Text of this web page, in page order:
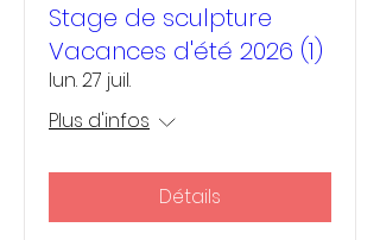
Stage de sculpture
Vacances d'été 2026 (1)
lun. 27 juil.
Plus d'infos
Détails